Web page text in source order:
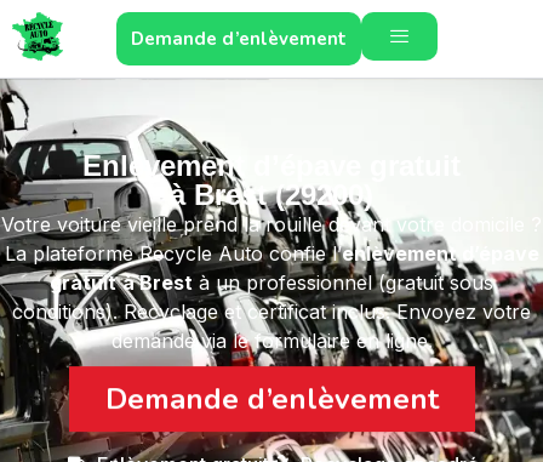
Demande d’enlèvement
Enlèvement d’épave gratuit
à Brest (29200)
Votre voiture vieille prend la rouille devant votre domicile ?
La plateforme Recycle Auto confie l’enlèvement d’épave
gratuit à Brest à un professionnel (gratuit sous
conditions). Recyclage et certificat inclus. Envoyez votre
demande via le formulaire en ligne.
Demande d’enlèvement